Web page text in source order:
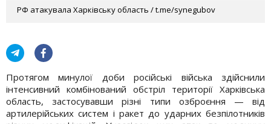
РФ атакувала Харківську область / t.me/synegubov
Протягом минулої доби російські війська здійснили
інтенсивний комбінований обстріл території Харківська
область, застосувавши різні типи озброєння — від
артилерійських систем і ракет до ударних безпілотників